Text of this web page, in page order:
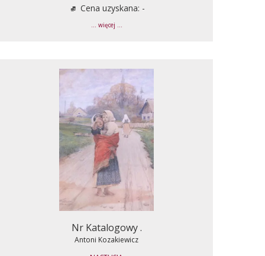
Cena uzyskana: -
... więcej ...
Nr Katalogowy .
Antoni Kozakiewicz